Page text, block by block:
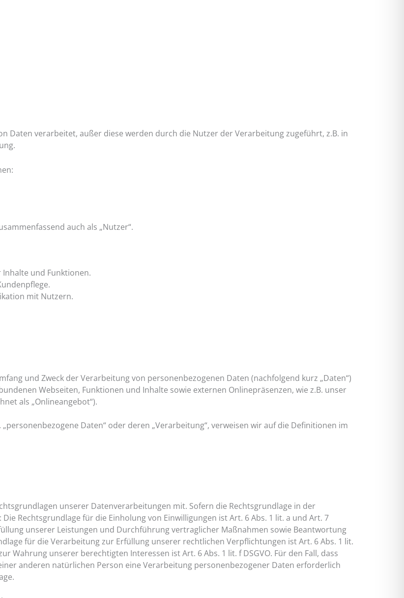
Daten verarbeitet, außer diese werden durch die Nutzer der Verarbeitung zugeführt, z.B. in
auch als „Nutzer“.
und Funktionen.
mit Nutzern.
und Zweck der Verarbeitung von personenbezogenen Daten (nachfolgend kurz „Daten“)
Webseiten, Funktionen und Inhalte sowie externen Onlinepräsenzen, wie z.B. unser
als „Onlineangebot“).
Daten“ oder deren „Verarbeitung“, verweisen wir auf die Definitionen im
unserer Datenverarbeitungen mit. Sofern die Rechtsgrundlage in der
Rechtsgrundlage für die Einholung von Einwilligungen ist Art. 6 Abs. 1 lit. a und Art. 7
unserer Leistungen und Durchführung vertraglicher Maßnahmen sowie Beantwortung
für die Verarbeitung zur Erfüllung unserer rechtlichen Verpflichtungen ist Art. 6 Abs. 1 lit.
Wahrung unserer berechtigten Interessen ist Art. 6 Abs. 1 lit. f DSGVO. Für den Fall, dass
anderen natürlichen Person eine Verarbeitung personenbezogener Daten erforderlich